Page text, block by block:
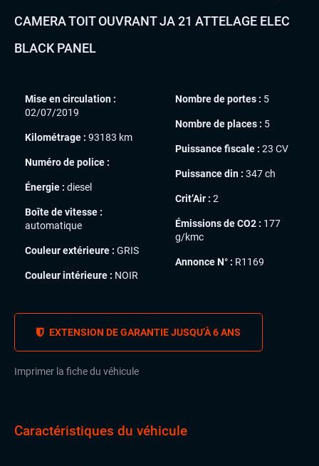
CAMERA TOIT OUVRANT JA 21 ATTELAGE ELEC
BLACK PANEL
Mise en circulation :
02/07/2019
Kilométrage : 93183 km
Numéro de police :
Énergie : diesel
Boîte de vitesse :
automatique
Couleur extérieure : GRIS
Couleur intérieure : NOIR
Nombre de portes : 5
Nombre de places : 5
Puissance fiscale : 23 CV
Puissance din : 347 ch
Crit’Air : 2
Émissions de CO2 : 177
g/kmc
Annonce N° : R1169
EXTENSION DE GARANTIE JUSQU’À 6 ANS
Imprimer la fiche du véhicule
Caractéristiques du véhicule